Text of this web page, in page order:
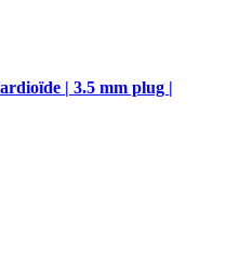
| 3.5 mm plug |